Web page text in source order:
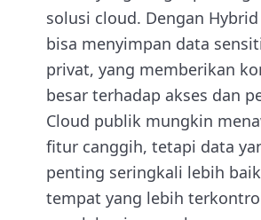
solusi cloud. Dengan
bisa menyimpan data
privat, yang memberikan
besar terhadap akses dan
Cloud publik mungkin
fitur canggih, tetapi data
penting seringkali lebih
tempat yang lebih